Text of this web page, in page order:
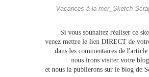
Vacances à la mer_Sketch
Si vous souhaitez réaliser ce
venez mettre le lienDIRECT de
dans les commentaires de l'article
nous irons visiter votre blog
et nous la publierons sur le blog de